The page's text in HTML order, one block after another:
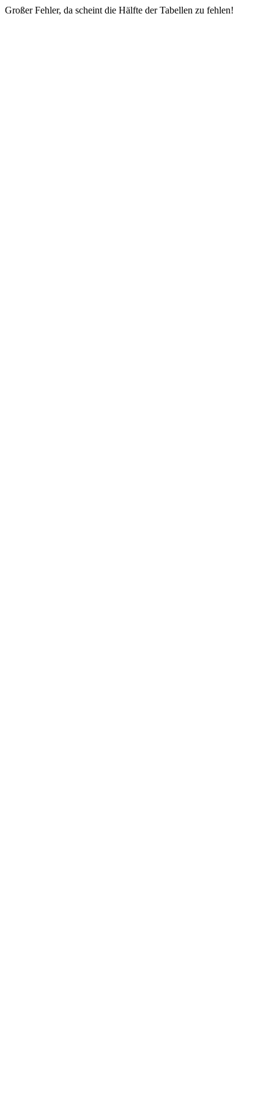
Großer Fehler, da scheint die Hälfte der Tabellen zu fehlen!